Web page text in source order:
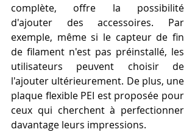
complète, offre la possibilité
d'ajouter des accessoires. Par
exemple, même si le capteur de fin
de filament n'est pas préinstallé, les
utilisateurs peuvent choisir de
l'ajouter ultérieurement. De plus, une
plaque flexible PEI est proposée pour
ceux qui cherchent à perfectionner
davantage leurs impressions.